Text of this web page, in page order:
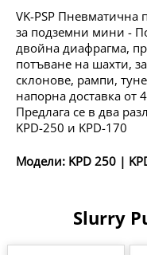
VK-PSP Пневматична
за подземни мини -
двойна диафрагма,
потъване на шахти,
склонове, рампи,
напорна доставка от
Предлага се в два
KPD-250 и KPD-170
Модели: KPD 250 |
Slurry